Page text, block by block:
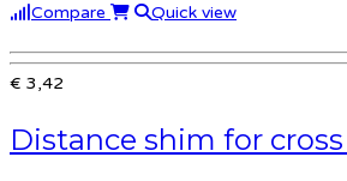
Compare Quick view
€ 3,42
Distance shim for